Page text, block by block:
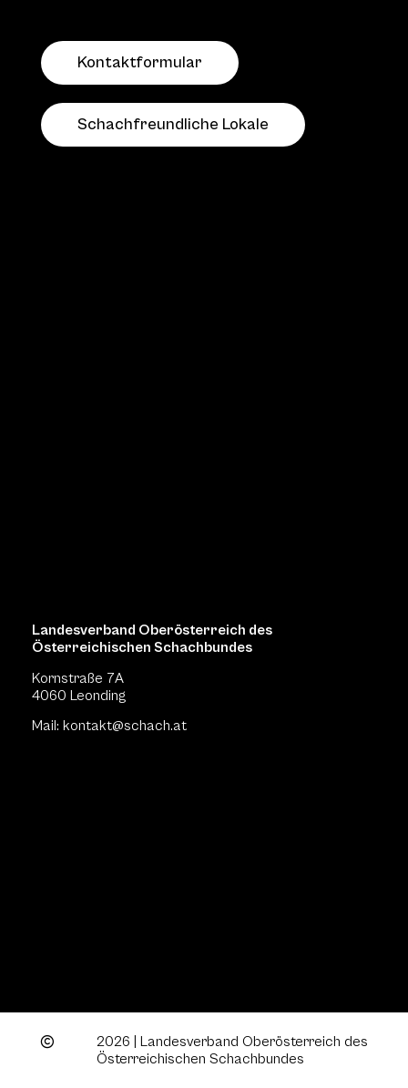
Kontaktformular
Schachfreundliche Lokale
Landesverband Oberösterreich des
Österreichischen Schachbundes
Kornstraße 7A
4060 Leonding
Mail: kontakt@schach.at
2026 | Landesverband Oberösterreich des
Österreichischen Schachbundes